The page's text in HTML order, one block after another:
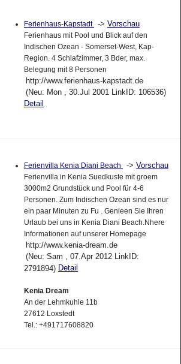
Ferienhaus-Kapstadt -> Vorschau
Ferienhaus mit Pool und Blick auf den
Indischen Ozean - Somerset-West, Kap-
Region. 4 Schlafzimmer, 3 Bder, max.
Belegung mit 8 Personen
http://www.ferienhaus-kapstadt.de
(Neu: Mon , 30.Jul 2001 LinkID: 106536)
Detail
Ferienvilla Kenia Diani Beach -> Vorschau
Ferienvilla in Kenia Suedkuste mit groem
3000m2 Grundstück und Pool für 4-6
Personen. Zum Indischen Ozean sind es nur
ein paar Minuten zu Fu . Genieen Sie Ihren
Urlaub bei uns in Kenia Diani Beach.Nhere
Informationen auf unserer Homepage
http://www.kenia-dream.de
(Neu: Sam , 07.Apr 2012 LinkID:
2791894) Detail
Kenia Dream
An der Lehmkuhle 11b
27612 Loxstedt
Tel.: +491717608820